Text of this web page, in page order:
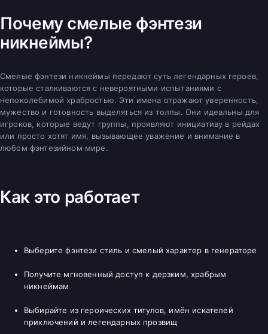
Почему смелые фэнтези
никнеймы?
Смелые фэнтези никнеймы передают суть легендарных героев,
которые сталкиваются с невероятными испытаниями с
непоколебимой храбростью. Эти имена отражают уверенность,
мужество и готовность выделяться из толпы. Они идеальны для
игроков, которые ведут группы, проявляют инициативу в рейдах
или просто хотят имя, вызывающее уважение и внимание в
любом фэнтезийном мире.
Как это работает
Выберите фэнтези стиль и смелый характер в генераторе
Получите мгновенный доступ к дерзким, храбрым
никнеймам
Выбирайте из героических титулов, имён искателей
приключений и легендарных прозвищ